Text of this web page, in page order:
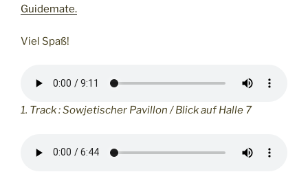
Guidemate.
Viel Spaß!
1. Track : Sowjetischer Pavillon / Blick auf Halle 7